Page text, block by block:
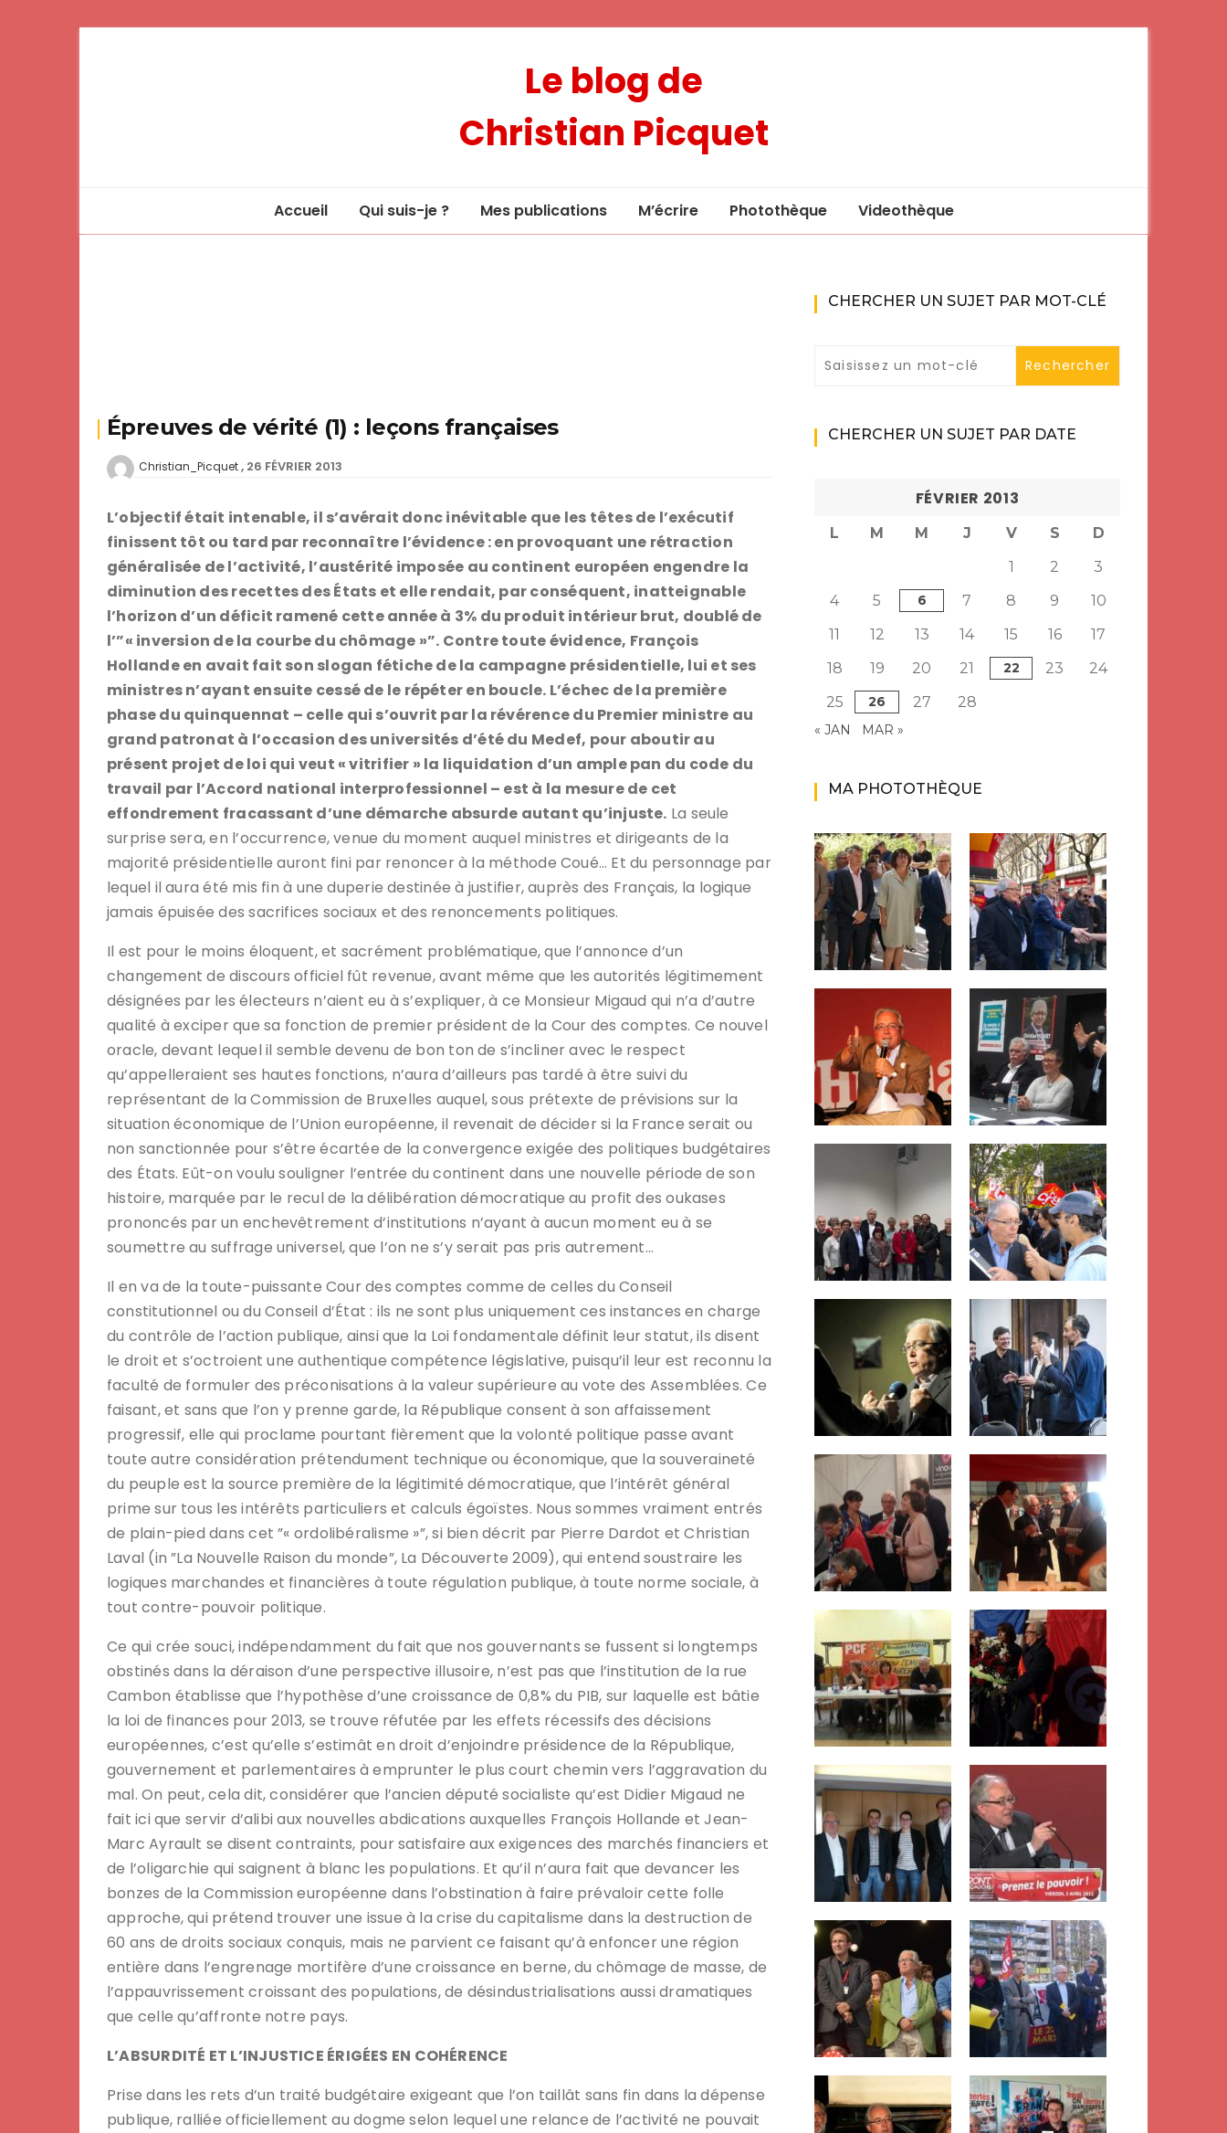
Le blog de
Christian Picquet
Accueil Qui suis-je ? Mes publications M’écrire Photothèque Videothèque
Épreuves de vérité (1) : leçons françaises
Christian_Picquet 26 FÉVRIER 2013
L’objectif était intenable, il s’avérait donc inévitable que les têtes de l’exécutif
finissent tôt ou tard par reconnaître l’évidence : en provoquant une rétraction
généralisée de l’activité, l’austérité imposée au continent européen engendre la
diminution des recettes des États et elle rendait, par conséquent, inatteignable
l’horizon d’un déficit ramené cette année à 3% du produit intérieur brut, doublé de
l’”« inversion de la courbe du chômage »”. Contre toute évidence, François
Hollande en avait fait son slogan fétiche de la campagne présidentielle, lui et ses
ministres n’ayant ensuite cessé de le répéter en boucle. L’échec de la première
phase du quinquennat – celle qui s’ouvrit par la révérence du Premier ministre au
grand patronat à l’occasion des universités d’été du Medef, pour aboutir au
présent projet de loi qui veut « vitrifier » la liquidation d’un ample pan du code du
travail par l’Accord national interprofessionnel – est à la mesure de cet
effondrement fracassant d’une démarche absurde autant qu’injuste. La seule
surprise sera, en l’occurrence, venue du moment auquel ministres et dirigeants de la
majorité présidentielle auront fini par renoncer à la méthode Coué… Et du personnage par
lequel il aura été mis fin à une duperie destinée à justifier, auprès des Français, la logique
jamais épuisée des sacrifices sociaux et des renoncements politiques.
Il est pour le moins éloquent, et sacrément problématique, que l’annonce d’un
changement de discours officiel fût revenue, avant même que les autorités légitimement
désignées par les électeurs n’aient eu à s’expliquer, à ce Monsieur Migaud qui n’a d’autre
qualité à exciper que sa fonction de premier président de la Cour des comptes. Ce nouvel
oracle, devant lequel il semble devenu de bon ton de s’incliner avec le respect
qu’appelleraient ses hautes fonctions, n’aura d’ailleurs pas tardé à être suivi du
représentant de la Commission de Bruxelles auquel, sous prétexte de prévisions sur la
situation économique de l’Union européenne, il revenait de décider si la France serait ou
non sanctionnée pour s’être écartée de la convergence exigée des politiques budgétaires
des États. Eût-on voulu souligner l’entrée du continent dans une nouvelle période de son
histoire, marquée par le recul de la délibération démocratique au profit des oukases
prononcés par un enchevêtrement d’institutions n’ayant à aucun moment eu à se
soumettre au suffrage universel, que l’on ne s’y serait pas pris autrement…
Il en va de la toute-puissante Cour des comptes comme de celles du Conseil
constitutionnel ou du Conseil d’État : ils ne sont plus uniquement ces instances en charge
du contrôle de l’action publique, ainsi que la Loi fondamentale définit leur statut, ils disent
le droit et s’octroient une authentique compétence législative, puisqu’il leur est reconnu la
faculté de formuler des préconisations à la valeur supérieure au vote des Assemblées. Ce
faisant, et sans que l’on y prenne garde, la République consent à son affaissement
progressif, elle qui proclame pourtant fièrement que la volonté politique passe avant
toute autre considération prétendument technique ou économique, que la souveraineté
du peuple est la source première de la légitimité démocratique, que l’intérêt général
prime sur tous les intérêts particuliers et calculs égoïstes. Nous sommes vraiment entrés
de plain-pied dans cet ”« ordolibéralisme »”, si bien décrit par Pierre Dardot et Christian
Laval (in ”La Nouvelle Raison du monde”, La Découverte 2009), qui entend soustraire les
logiques marchandes et financières à toute régulation publique, à toute norme sociale, à
tout contre-pouvoir politique.
Ce qui crée souci, indépendamment du fait que nos gouvernants se fussent si longtemps
obstinés dans la déraison d’une perspective illusoire, n’est pas que l’institution de la rue
Cambon établisse que l’hypothèse d’une croissance de 0,8% du PIB, sur laquelle est bâtie
la loi de finances pour 2013, se trouve réfutée par les effets récessifs des décisions
européennes, c’est qu’elle s’estimât en droit d’enjoindre présidence de la République,
gouvernement et parlementaires à emprunter le plus court chemin vers l’aggravation du
mal. On peut, cela dit, considérer que l’ancien député socialiste qu’est Didier Migaud ne
fait ici que servir d’alibi aux nouvelles abdications auxquelles François Hollande et Jean-
Marc Ayrault se disent contraints, pour satisfaire aux exigences des marchés financiers et
de l’oligarchie qui saignent à blanc les populations. Et qu’il n’aura fait que devancer les
bonzes de la Commission européenne dans l’obstination à faire prévaloir cette folle
approche, qui prétend trouver une issue à la crise du capitalisme dans la destruction de
60 ans de droits sociaux conquis, mais ne parvient ce faisant qu’à enfoncer une région
entière dans l’engrenage mortifère d’une croissance en berne, du chômage de masse, de
l’appauvrissement croissant des populations, de désindustrialisations aussi dramatiques
que celle qu’affronte notre pays.
L’ABSURDITÉ ET L’INJUSTICE ÉRIGÉES EN COHÉRENCE
Prise dans les rets d’un traité budgétaire exigeant que l’on taillât sans fin dans la dépense
publique, ralliée officiellement au dogme selon lequel une relance de l’activité ne pouvait
CHERCHER UN SUJET PAR MOT-CLÉ
CHERCHER UN SUJET PAR DATE
FÉVRIER 2013
L M M J V S
D
1
2
3
4
5 6 7 8 9
10
11
12 13 14 15 16
17
18
19 20 21 22 23
24
25
26 27 28
« JAN MAR »
MA PHOTOTHÈQUE